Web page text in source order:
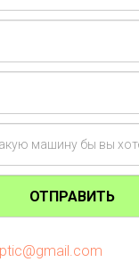
ОТПРАВИТЬ